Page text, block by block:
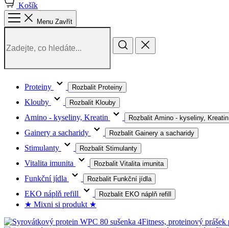
Košík
Menu Zavřít
Proteiny Rozbalit Proteiny
Klouby Rozbalit Klouby
Amino - kyseliny, Kreatin Rozbalit Amino - kyseliny, Kreatin
Gainery a sacharidy Rozbalit Gainery a sacharidy
Stimulanty Rozbalit Stimulanty
Vitalita imunita Rozbalit Vitalita imunita
Funkční jídla Rozbalit Funkční jídla
EKO náplň refill Rozbalit EKO náplň refill
★ Mixni si produkt ★